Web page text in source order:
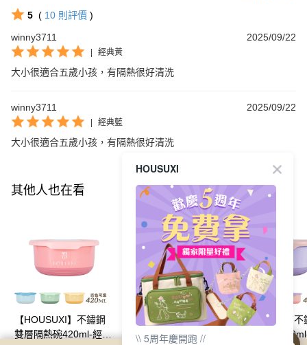
5 ( 10 則評價 )
winny3711
2025/09/22
經典黃
大小很適合五歲小孩，有隔熱很好清洗
winny3711 2025/09/22
經典藍
大小很適合五歲小孩，有隔熱很好清洗
其他人也在看
【HOUSUXI】不鏽鋼
雙層隔熱碗420ml-經典
【HOUSUXI】不鏽鋼
雙層隔熱碗730ml-撞色
【HOUSUXI】不
雙層隔熱碗
HOUSUXI
\\ 5周年慶開跑 //